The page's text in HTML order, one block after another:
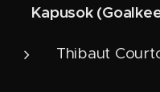
Kapusok
Thibaut